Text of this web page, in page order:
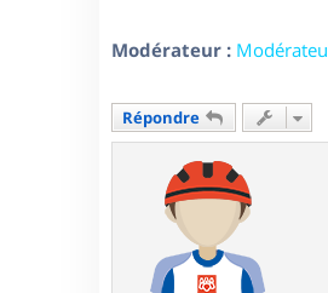
Modérateur :
Répondre